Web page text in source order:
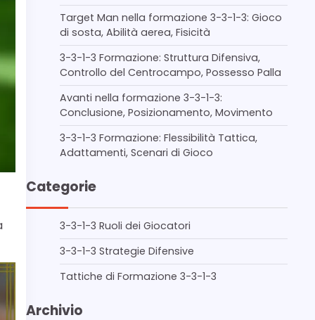
Target Man nella formazione 3-3-1-3: Gioco
di sosta, Abilità aerea, Fisicità
3-3-1-3 Formazione: Struttura Difensiva,
Controllo del Centrocampo, Possesso Palla
Avanti nella formazione 3-3-1-3:
Conclusione, Posizionamento, Movimento
3-3-1-3 Formazione: Flessibilità Tattica,
Adattamenti, Scenari di Gioco
Categorie
3-3-1-3 Ruoli dei Giocatori
3-3-1-3 Strategie Difensive
Tattiche di Formazione 3-3-1-3
Archivio